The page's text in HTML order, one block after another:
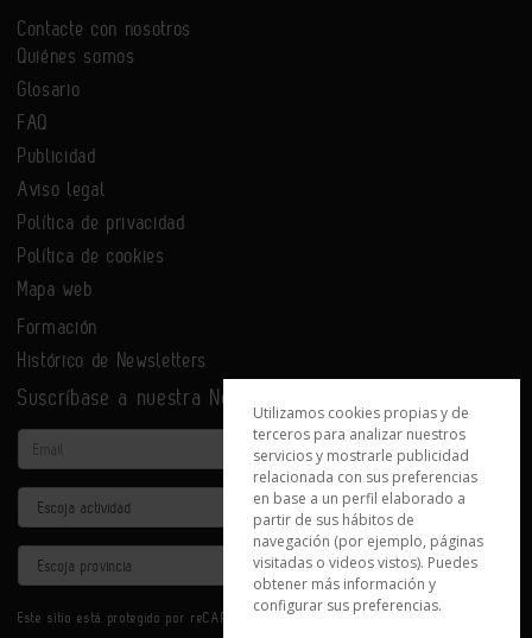
Contacte con nosotros
Quiénes somos
Glosario
FAQ
Publicidad
Aviso legal
Política de privacidad
Política de cookies
Mapa web
Formación
Histórico de Newsletters
Suscríbase a nuestra Newsletter
Email
Actividad
Provincia
Este sitio está protegido por reCAPTCHA y se aplican la
Utilizamos cookies propias y de
terceros para analizar nuestros
servicios y mostrarle publicidad
relacionada con sus preferencias
en base a un perfil elaborado a
partir de sus hábitos de
navegación (por ejemplo, páginas
visitadas o videos vistos). Puedes
obtener más información y
configurar sus preferencias.